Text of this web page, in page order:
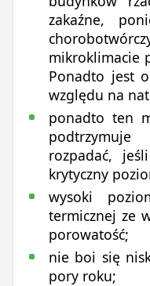
zakaźne,
mikroklimacie
Ponadto jest
względu na
ponadto ten
rozpadać,
krytyczny
wysoki
termicznej ze
porowatość;
nie boi się
pory roku;